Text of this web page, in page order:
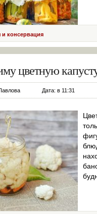
и консервация
цветную
Дата: в 11:31